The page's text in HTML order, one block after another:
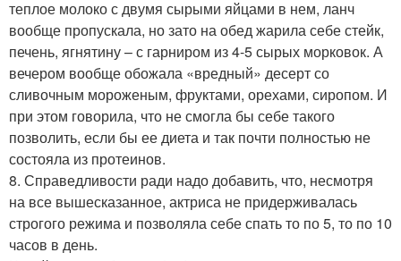
теплое молоко с двумя сырыми яйцами в нем, ланч
вообще пропускала, но зато на обед жарила себе стейк,
печень, ягнятину – с гарниром из 4-5 сырых морковок. А
вечером вообще обожала «вредный» десерт со
сливочным мороженым, фруктами, орехами, сиропом. И
при этом говорила, что не смогла бы себе такого
позволить, если бы ее диета и так почти полностью не
состояла из протеинов.
8. Справедливости ради надо добавить, что, несмотря
на все вышесказанное, актриса не придерживалась
строгого режима и позволяла себе спать то по 5, то по 10
часов в день.